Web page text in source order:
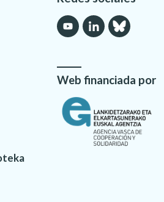
Web financiada por